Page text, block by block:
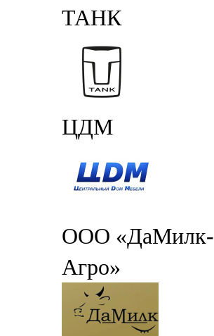
ТАНК
ЦДМ
ООО «ДаМилк-
Агро»